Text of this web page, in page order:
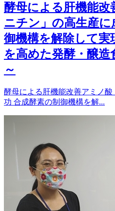
酵母による肝機能
ニチン」の高生産に
御機構を解除して実
を高めた発酵・醸造
～
酵母による肝機能改善アミノ
功 合成酵素の制御機構を解...